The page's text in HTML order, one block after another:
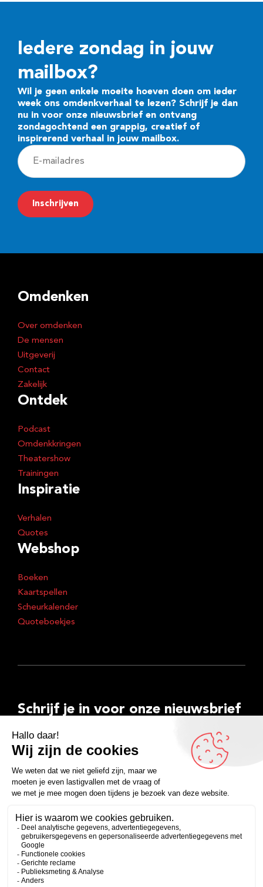
Iedere zondag in jouw
mailbox?
Wil je geen enkele moeite hoeven doen om ieder
week ons omdenkverhaal te lezen? Schrijf je dan
nu in voor onze nieuwsbrief en ontvang
zondagochtend een grappig, creatief of
inspirerend verhaal in jouw mailbox.
E
-
m
a
r
s
Inschrijven
Omdenken
Over omdenken
De mensen
Uitgeverij
Contact
Zakelijk
Ontdek
Podcast
Omdenkkringen
Theatershow
Trainingen
Inspiratie
Verhalen
Quotes
Webshop
Boeken
Kaartspellen
Scheurkalender
Quoteboekjes
Schrijf je in voor onze nieuwsbrief
E-
mailadres
Inschrijven
FacebookInstagramLinkedInYouTubeSpotify
Copyright 2026